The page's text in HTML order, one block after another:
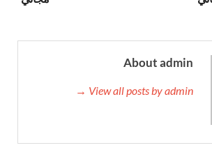
About admin
View all posts by admin →